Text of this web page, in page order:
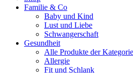
opens
Familie & Co
Baby und Kind
Lust und Liebe
Schwangerschaft
Gesundheit
Alle Produkte der
Allergie
Fit und Schlank